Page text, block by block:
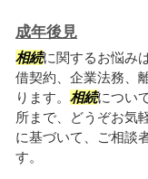
成年後見
相続に関するお悩み
借契約、企業法務、
ります。 相続につい
所まで、どうぞお気
に基づいて、ご相談
す。